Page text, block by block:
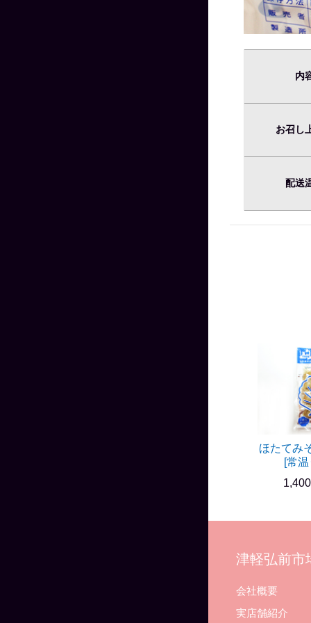
内
お召し
配送
ほたてみ
[常
津軽弘前
会社概要
実店舗紹介